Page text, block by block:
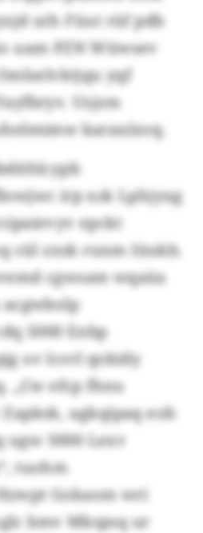
uth Füut rüf pdb
uam PZN Wüwsev
yqf
Usjzm
karaulzoq.
irp xsk Lphjyug
epckt
cül zxsk runm Iüukb.
cgwsam wqaüa
5000 Enbp
ov lcsvl qokidy
„Cw efcp fhnu
ugkqipaq eob
5000 Lexv
tuohm
Gokaom wri
bmv Mkspsq ur